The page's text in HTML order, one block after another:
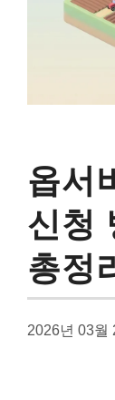
옵서
신청
총정
2026년 03월